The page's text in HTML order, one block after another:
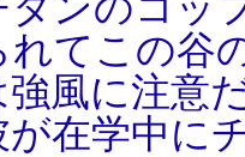
れてこの谷
風に注意
が在学中に